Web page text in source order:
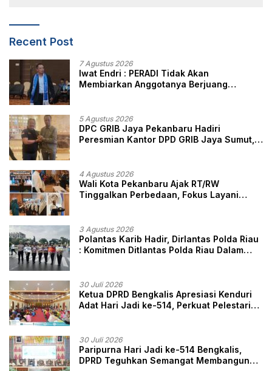
Recent Post
7 Agustus 2026
Iwat Endri : PERADI Tidak Akan
Membiarkan Anggotanya Berjuang
5 Agustus 2026
DPC GRIB Jaya Pekanbaru Hadiri
Peresmian Kantor DPD GRIB Jaya Sumut,
4 Agustus 2026
Wali Kota Pekanbaru Ajak RT/RW
Tinggalkan Perbedaan, Fokus Layani
3 Agustus 2026
Polantas Karib Hadir, Dirlantas Polda Riau
: Komitmen Ditlantas Polda Riau Dalam
30 Juli 2026
Ketua DPRD Bengkalis Apresiasi Kenduri
Adat Hari Jadi ke-514, Perkuat Pelestarian
30 Juli 2026
Paripurna Hari Jadi ke-514 Bengkalis,
DPRD Teguhkan Semangat Membangun